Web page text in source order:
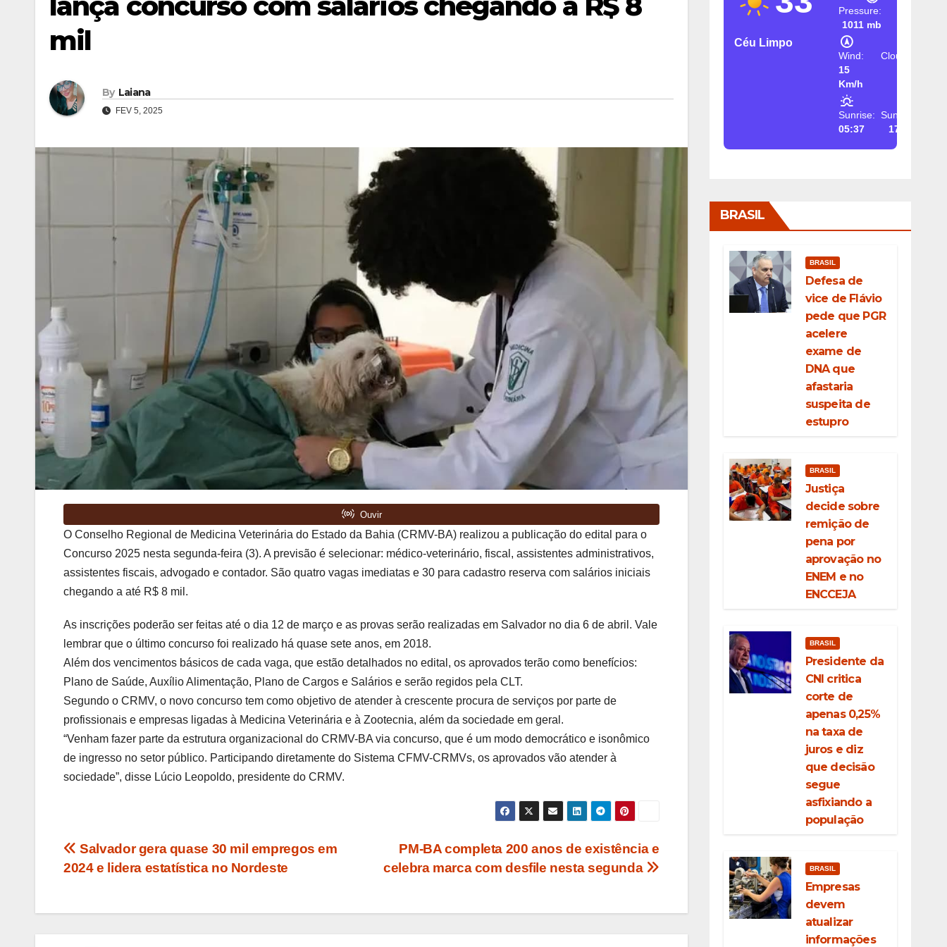
mil
By Laiana
FEV 5, 2025
O Conselho Regional de Medicina Veterinária do Estado da Bahia (CRMV-BA) realizou a publicação do edital para o
Concurso 2025 nesta segunda-feira (3). A previsão é selecionar: médico-veterinário, fiscal, assistentes administrativos,
assistentes fiscais, advogado e contador. São quatro vagas imediatas e 30 para cadastro reserva com salários iniciais
chegando a até R$ 8 mil.
As inscrições poderão ser feitas até o dia 12 de março e as provas serão realizadas em Salvador no dia 6 de abril. Vale
lembrar que o último concurso foi realizado há quase sete anos, em 2018.
Além dos vencimentos básicos de cada vaga, que estão detalhados no edital, os aprovados terão como benefícios:
Plano de Saúde, Auxílio Alimentação, Plano de Cargos e Salários e serão regidos pela CLT.
Segundo o CRMV, o novo concurso tem como objetivo de atender à crescente procura de serviços por parte de
profissionais e empresas ligadas à Medicina Veterinária e à Zootecnia, além da sociedade em geral.
“Venham fazer parte da estrutura organizacional do CRMV-BA via concurso, que é um modo democrático e isonômico
de ingresso no setor público. Participando diretamente do Sistema CFMV-CRMVs, os aprovados vão atender à
sociedade”, disse Lúcio Leopoldo, presidente do CRMV.
Navegação
Post
PM-BA completa 200 anos de existência e
celebra marca com desfile nesta segunda
Salvador gera quase 30 mil empregos em
2024 e lidera estatística no Nordeste
Céu Limpo
Pressure:
1011 mb
Wind:
15
Km/h
Clouds:
Sunrise:
05:37
Sunset:
17:26
BRASIL
BRASIL
Defesa de
vice de Flávio
pede que PGR
acelere
exame de
DNA que
afastaria
suspeita de
estupro
BRASIL
Justiça
decide sobre
remição de
pena por
aprovação no
ENEM e no
ENCCEJA
BRASIL
Presidente da
CNI critica
corte de
apenas 0,25%
na taxa de
juros e diz
que decisão
segue
asfixiando a
população
BRASIL
Empresas
devem
atualizar
informações